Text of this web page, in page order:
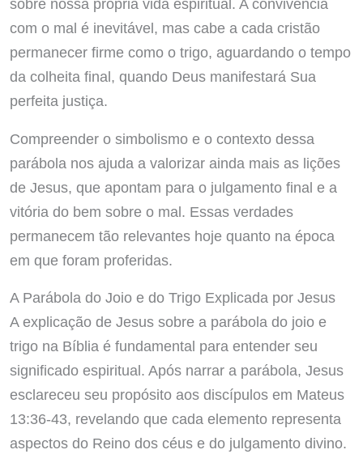
sobre nossa própria vida espiritual. A convivência
com o mal é inevitável, mas cabe a cada cristão
permanecer firme como o trigo, aguardando o tempo
da colheita final, quando Deus manifestará Sua
perfeita justiça.
Compreender o simbolismo e o contexto dessa
parábola nos ajuda a valorizar ainda mais as lições
de Jesus, que apontam para o julgamento final e a
vitória do bem sobre o mal. Essas verdades
permanecem tão relevantes hoje quanto na época
em que foram proferidas.
A Parábola do Joio e do Trigo Explicada por Jesus
A explicação de Jesus sobre a parábola do joio e
trigo na Bíblia é fundamental para entender seu
significado espiritual. Após narrar a parábola, Jesus
esclareceu seu propósito aos discípulos em Mateus
13:36-43, revelando que cada elemento representa
aspectos do Reino dos céus e do julgamento divino.